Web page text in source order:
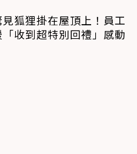
狐狸掛在屋頂上！員工
收到超特別回禮」感動